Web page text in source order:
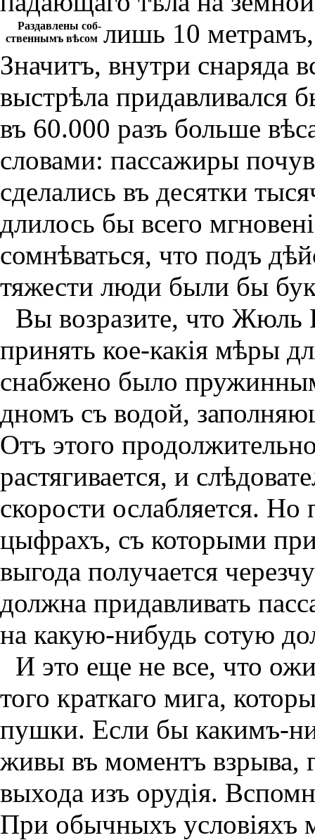
лишь
Раздавлены соб-
ственнымъ вѣсом
10
Значитъ, внутри снаряда
выстрѣла придавливался
въ 60.000 разъ больше
словами: пассажиры
сделались въ десятки
длилось бы всего
сомнѣваться, что подъ
тяжести люди были бы
Вы возразите, что Жюль
принять кое-какiя мѣры
снабжено было
дномъ съ водой,
Отъ этого
растягивается, и
скорости ослабляется.
цыфрахъ, съ которыми
выгода получается
должна придавливать
на какую-нибудь сотую
И это еще не все, что
того краткаго мига,
пушки. Если бы какимъ-
живы въ моментъ взрыва,
выхода изъ орудiя.
При обычныхъ условiяхъ